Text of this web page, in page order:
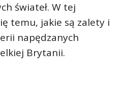
świateł. W tej
temu, jakie są zalety i
napędzanych
Brytanii.